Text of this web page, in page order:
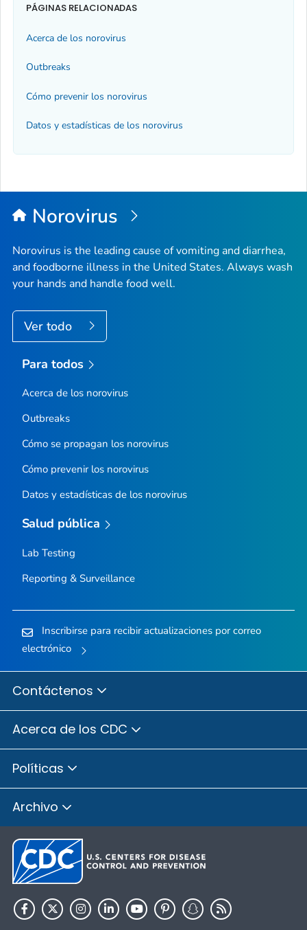
PÁGINAS RELACIONADAS
Acerca de los norovirus
Outbreaks
Cómo prevenir los norovirus
Datos y estadísticas de los norovirus
Norovirus
Norovirus is the leading cause of vomiting and diarrhea,
and foodborne illness in the United States. Always wash
your hands and handle food well.
Ver todo
Para todos
Acerca de los norovirus
Outbreaks
Cómo se propagan los norovirus
Cómo prevenir los norovirus
Datos y estadísticas de los norovirus
Salud pública
Lab Testing
Reporting & Surveillance
Inscribirse para recibir actualizaciones por correo
electrónico
Contáctenos
Acerca de los CDC
Políticas
Archivo